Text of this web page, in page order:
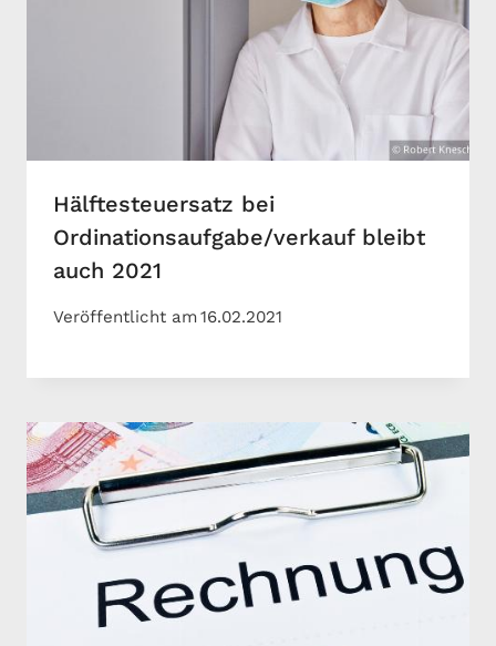
Hälftesteuersatz bei
Ordinationsaufgabe/verkauf bleibt
auch 2021
Veröffentlicht am16.02.2021